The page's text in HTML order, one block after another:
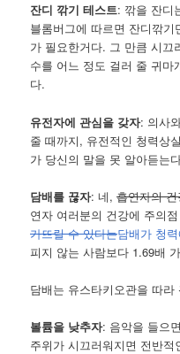
잔디 깎기 테스트: 깎을 잔디
블롬버그에 따르면 잔디깎
가 필요한거다. 그 만큼 시끄
수를 어느 정도 걸러 줄 귀
다.
유전자에 관심을 갖자: 의사
줄 때까지, 유전적인 청력상
가 당신의 말을 못 알아듣는
담배를 끊자: 네,흡연자의
연자 여러분의 건강에 주의
가뜨릴 수 있다는담배가 청
피지 않는 사람보다 1.69배
담배는 유스타키오관을 따
볼륨을 낮추자: 음악을 들으
주위가 시끄러워지면 전반